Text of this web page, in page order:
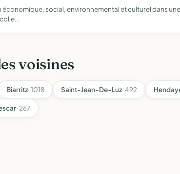
économique, social, environnemental et culturel dans
voisines
Biarritz· 1018 Saint-Jean-De-Luz· 492
· 267